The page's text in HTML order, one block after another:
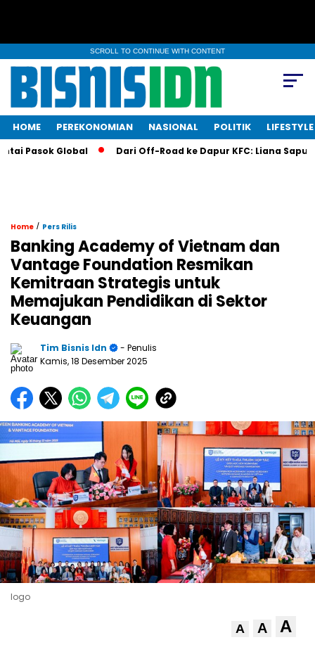
SCROLL TO CONTINUE WITH CONTENT
HOME PEREKONOMIAN NASIONAL POLITIK LIFESTYLE
Global Dari Off-Road ke Dapur KFC: Liana Saputri
Home / Pers Rilis
Banking Academy of Vietnam dan
Vantage Foundation Resmikan
Kemitraan Strategis untuk
Memajukan Pendidikan di Sektor
Keuangan
Tim Bisnis Idn
- Penulis
Kamis, 18 Desember 2025
logo
A A A